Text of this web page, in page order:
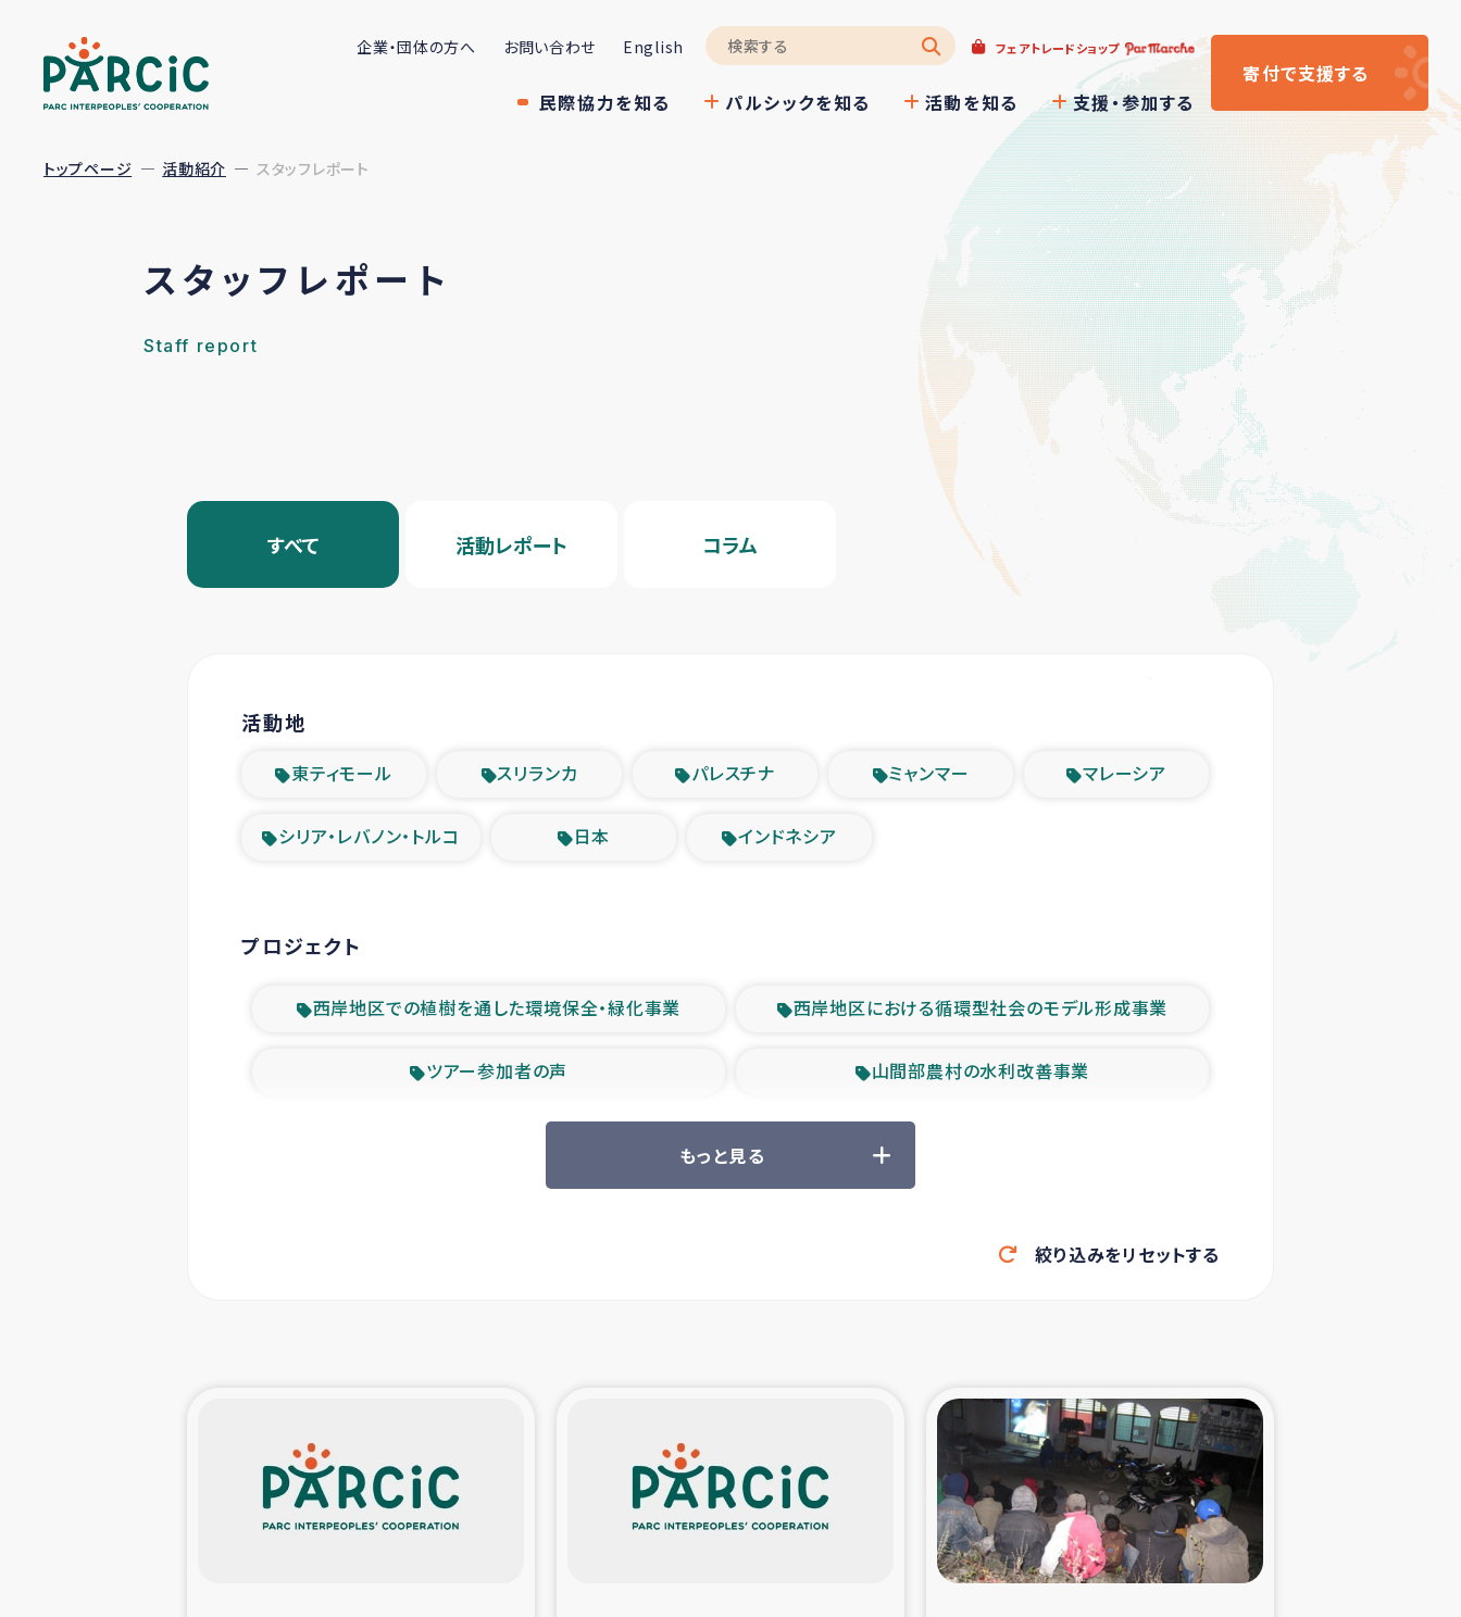
企業・団体の方へ お問い合わせ English フェアトレードショップ
民際協力を知る パルシックを知る 活動を知る 支援・参加する
寄付で支援する
トップページ 活動紹介 スタッフレポート
スタッフレポート
Staff report
すべて 活動レポート コラム
活動地
東ティモール スリランカ パレスチナ ミャンマー マレーシア
シリア・レバノン・トルコ 日本 インドネシア
プロジェクト
西岸地区での植樹を通した環境保全・緑化事業 西岸地区における循環型社会のモデル形成事業
ツアー参加者の声 山間部農村の水利改善事業
緊急救援の時代 森林保全型農業の支援事業
東ティモール豪雨緊急支援 大雨による洪水被災者支援
シリア国内避難民・帰還民の生活再建支援
スリランカ南部洪水被災者支援
スリランカの南北女性をつなぐサリー・リサイクル・プロジ
復興支援事業
もっと見る
絞り込みをリセットする